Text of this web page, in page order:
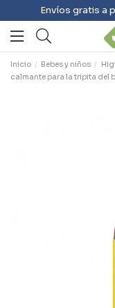
Envíos gratis a
Inicio Bebes y niños
calmante para la tripita del